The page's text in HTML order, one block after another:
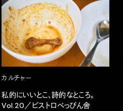
カルチャー
私的にいいとこ、詩的なところ。
Vol.20／ビストロべっぴん舎